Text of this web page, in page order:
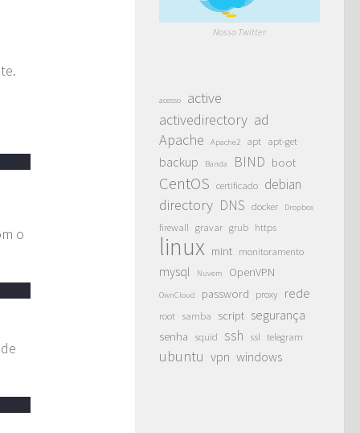
o
Nosso Twitter
acesso
active
activedirectory ad
Apache
Apache2 apt apt-get
backup Banda BIND boot
CentOS certificado debian
directory DNS docker Dropbox
firewall gravar grub https
linux mint monitoramento
mysql Nuvem OpenVPN
OwnCloud password proxy rede
root samba script segurança
senha squid ssh ssl telegram
ubuntu vpn windows